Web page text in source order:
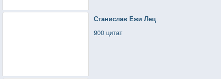
Станислав Ежи Лец
900 цитат